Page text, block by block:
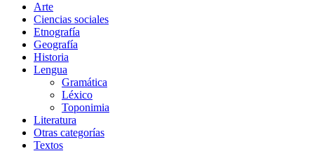
Arte
Ciencias sociales
Etnografía
Geografía
Historia
Lengua
Gramática
Léxico
Toponimia
Literatura
Otras categorías
Textos